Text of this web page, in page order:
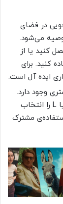
در فضای
می‌شود.
کنید یا از
کنید. برای
ایده آل است.
وجود دارد.
شما می‌توانید یک میز مجلل بزرگ U شکل یا L را انتخاب
مشترک